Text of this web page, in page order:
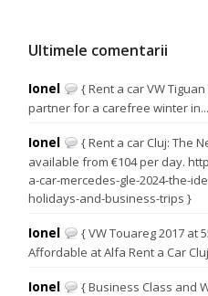
Ultimele comentarii
Ionel
{ Rent a car VW
partner for a carefree winter
Ionel
{ Rent a car Cluj: The
available from €104 per day.
a-car-mercedes-gle-2024-the-
holidays-and-business-trips }
Ionel
{ VW Touareg 2017 at
Affordable at Alfa Rent a Car
Ionel
{ Business Class and